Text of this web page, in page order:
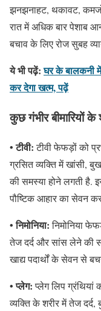
झनझनाहट, थकावट,
रात में अधिक बार पेशाब
बचाव के लिए रोज सुबह
ये भी पढ़ें:घर के बालकनी
कर देगा खत्म, पढ़ें
कुछ गंभीर बीमारियों
• टीवी:टीवी फेफड़ों को
ग्रसित व्यक्ति में खांसी,
की समस्या होने लगती है.
पौष्टिक आहार का सेवन
• निमोनिया:निमोनिया
तेज दर्द और सांस लेने की
खाद्य पदार्थों के सेवन से
• प्लेग:प्लेग लिप ग्रंथियां
व्यक्ति के शरीर में तेज